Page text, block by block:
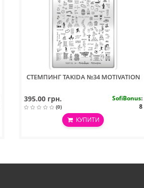
СТЕМПИНГ TAKIDA №34 MOTIVATION
395.00 грн.
(0)
SofiBonus:
8
КУПИТИ